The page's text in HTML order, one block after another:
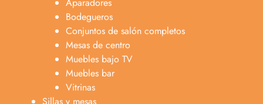
Bodegueros
Conjuntos de salón completos
Mesas de centro
Muebles bajo TV
Muebles bar
Vitrinas
Sillas y mesas